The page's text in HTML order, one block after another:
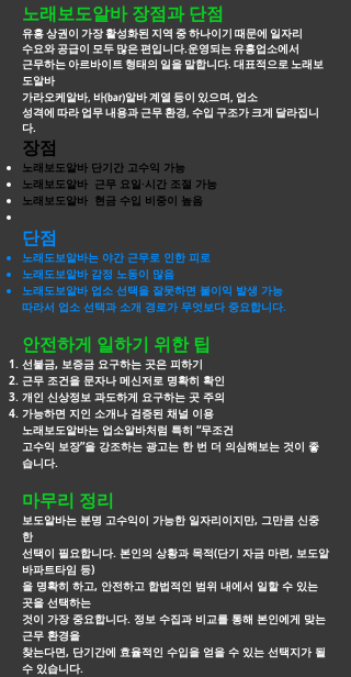
노래보도알바 장점과 단점
유흥 상권이 가장 활성화된 지역 중 하나이기 때문에 일자리
수요와 공급이 모두 많은 편입니다.운영되는 유흥업소에서
근무하는 아르바이트 형태의 일을 말합니다. 대표적으로노래보
도알바
가라오케알바, 바(bar)알바 계열 등이 있으며, 업소
성격에 따라 업무 내용과 근무 환경, 수입 구조가 크게 달라집니
다.
장점
노래보도알바 단기간 고수익 가능
노래보도알바 근무 요일·시간 조절 가능
노래보도알바 현금 수입 비중이 높음
단점
노래도보알바는 야간 근무로 인한 피로
노래도보알바 감정 노동이 많음
노래도보알바 업소 선택을 잘못하면 불이익 발생 가능
따라서 업소 선택과 소개 경로가 무엇보다 중요합니다.
안전하게 일하기 위한 팁
선불금, 보증금 요구하는 곳은 피하기
근무 조건을 문자나 메신저로 명확히 확인
개인 신상정보 과도하게 요구하는 곳 주의
가능하면 지인 소개나 검증된 채널 이용
노래보도알바는 업소알바처럼 특히 “무조건
고수익 보장”을 강조하는 광고는 한 번 더 의심해보는 것이 좋
습니다.
마무리 정리
보도알바는 분명 고수익이 가능한 일자리이지만, 그만큼 신중
한
선택이 필요합니다. 본인의 상황과 목적(단기 자금 마련, 보도알
바파트타임 등)
을 명확히 하고, 안전하고 합법적인 범위 내에서 일할 수 있는
곳을 선택하는
것이 가장 중요합니다. 정보 수집과 비교를 통해 본인에게 맞는
근무 환경을
찾는다면, 단기간에 효율적인 수입을 얻을 수 있는 선택지가 될
수 있습니다.